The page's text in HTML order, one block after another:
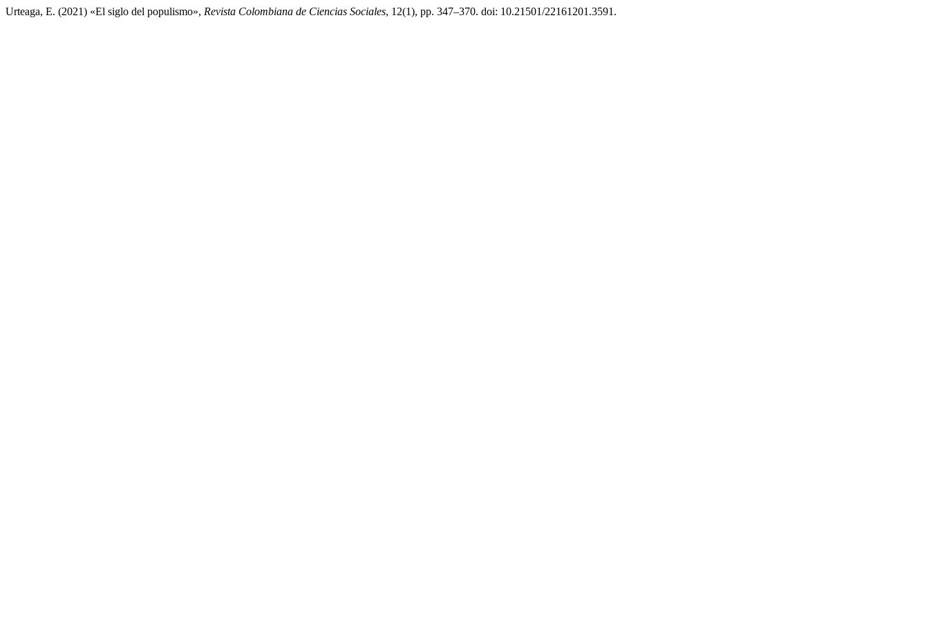
Urteaga, E. (2021) «El siglo del populismo», Revista Colombiana de Ciencias Sociales, 12(1), pp. 347–370. doi: 10.21501/22161201.3591.